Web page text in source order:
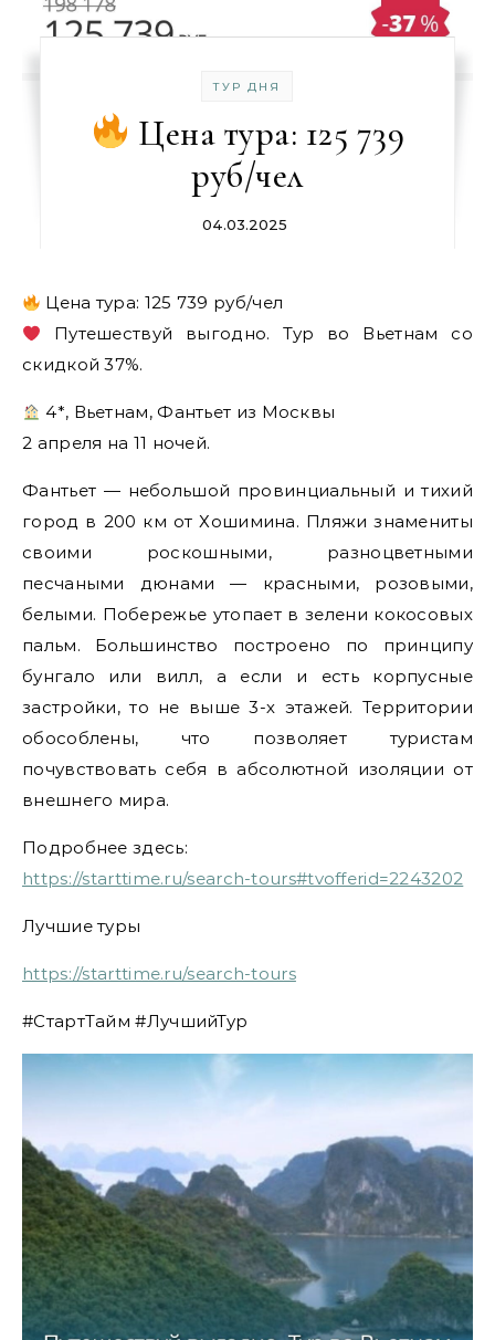
ТУР ДНЯ
Цена тура: 125 739
руб/чел
04.03.2025
Цена тура: 125 739 руб/чел
Путешествуй выгодно. Тур во Вьетнам со
скидкой 37%.
4*, Вьетнам, Фантьет из Москвы
2 апреля на 11 ночей.
Фантьет — небольшой провинциальный и тихий
город в 200 км от Хошимина. Пляжи знамениты
своими роскошными, разноцветными
песчаными дюнами — красными, розовыми,
белыми. Побережье утопает в зелени кокосовых
пальм. Большинство построено по принципу
бунгало или вилл, а если и есть корпусные
застройки, то не выше 3-х этажей. Территории
обособлены, что позволяет туристам
почувствовать себя в абсолютной изоляции от
внешнего мира.
Подробнее здесь:
https://starttime.ru/search-tours#tvofferid=2243202
Лучшие туры
https://starttime.ru/search-tours
#СтартТайм #ЛучшийТур